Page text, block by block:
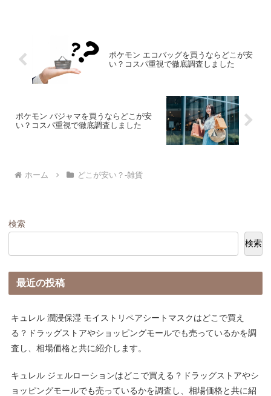
ポケモン エコバッグを買うならどこが安
い？コスパ重視で徹底調査しました
ポケモン パジャマを買うならどこが安
い？コスパ重視で徹底調査しました
ホーム どこが安い？-雑貨
検索
検索
最近の投稿
キュレル 潤浸保湿 モイストリペアシートマスクはどこで買え
る？ドラッグストアやショッピングモールでも売っているかを調
査し、相場価格と共に紹介します。
キュレル ジェルローションはどこで買える？ドラッグストアやシ
ョッピングモールでも売っているかを調査し、相場価格と共に紹